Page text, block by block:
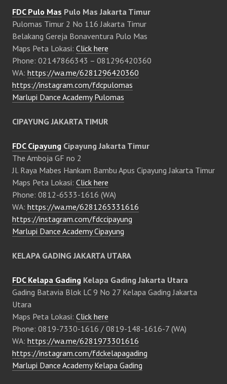
FDC Pulo Mas Pulo Mas Jakarta Timur
Pulomas Timur 2 No 116 Jakarta Timur
Belakang Gereja Bonaventura Pulo Mas
Maps Peta Lokasi: Click here
Phone: 02147866343 – 081296420360
WA: https://wa.me/6281296420360
https://instagram.com/fdcpulomas
Marlupi Dance Academy Pulomas
CIPAYUNG JAKARTA TIMUR
FDC Cipayung Cipayung Jakarta Timur
The Amboja GF no 2
Jl. Raya Mabes Hankam Bambu Apus Cipayung Jakarta Timur
Maps Peta Lokasi: Click here
Phone: 0812-6533-1616 (WA)
WA: https://wa.me/6281265331616
https://instagram.com/fdccipayung
Marlupi Dance Academy Cipayung
KELAPA GADING JAKARTA UTARA
FDC Kelapa Gading Kelapa Gading Jakarta Utara
Gading Batavia Blok LC 9 No 27 Kelapa Gading Jakarta
Utara
Maps Peta Lokasi: Click here
Phone: 0819-7330-1616 / 0819-148-1616-7 (WA)
WA: https://wa.me/6281973301616
https://instagram.com/fdckelapagading
Marlupi Dance Academy Kelapa Gading